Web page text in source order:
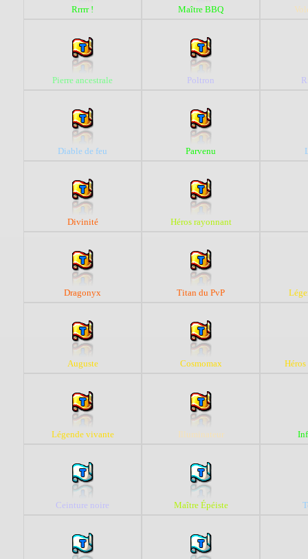
Rrrrr ! Maître BBQ
Pierre ancestrale Poltron
Diable de feu Parvenu
Divinité Héros rayonnant
Dragonyx Titan du PvP
Auguste Cosmomax
Légende vivante Illuminateur
Ceinture noire Maître Épéiste